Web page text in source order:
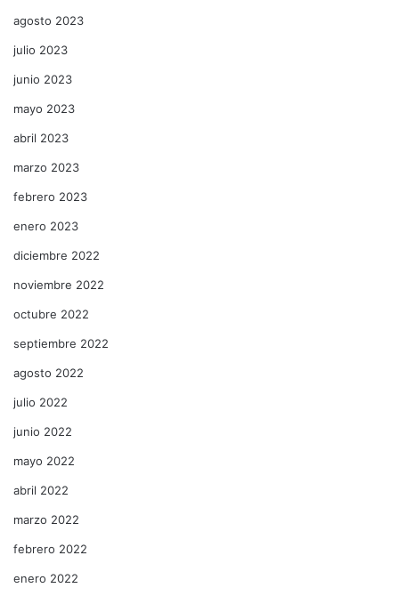
agosto 2023
julio 2023
junio 2023
mayo 2023
abril 2023
marzo 2023
febrero 2023
enero 2023
diciembre 2022
noviembre 2022
octubre 2022
septiembre 2022
agosto 2022
julio 2022
junio 2022
mayo 2022
abril 2022
marzo 2022
febrero 2022
enero 2022